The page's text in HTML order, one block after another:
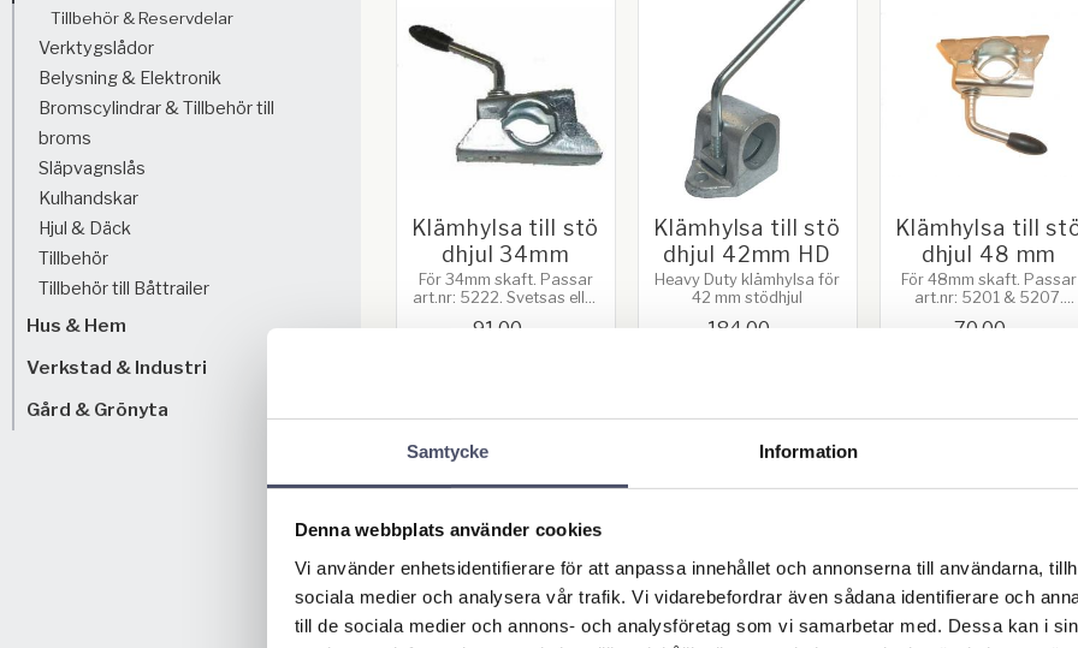
Samtycke Information
Denna webbplats använder cookies
Vi använder enhetsidentifierare för att anpassa innehållet och annonserna till användarna,
sociala medier och analysera vår trafik. Vi vidarebefordrar även sådana identifierare och
till de sociala medier och annons- och analysföretag som vi samarbetar med. Dessa kan i
Klämhylsa till stö
dhjul 34mm
För 34mm skaft. Passar
art.nr: 5222. Svetsas eller
91,00
BUY
Klämhylsa till stö
dhjul 42mm HD
Heavy Duty klämhylsa för
42 mm stödhjul
184,00
BUY
Klämhylsa till
dhjul 48 mm
För 48mm skaft. Passar
art.nr: 5201 & 5207.
70,00
BUY
Tillbehör & Reservdelar
Verktygslådor
Belysning & Elektronik
Bromscylindrar & Tillbehör till
broms
Släpvagnslås
Kulhandskar
Hjul & Däck
Tillbehör
Tillbehör till Båttrailer
Hus & Hem
Verkstad & Industri
Gård & Grönyta